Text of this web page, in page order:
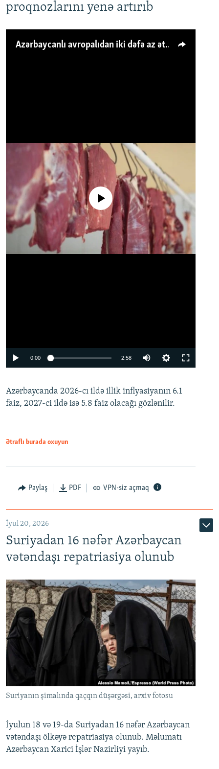
proqnozlarını yenə artırıb
Azərbaycanlı avropalıdan iki dəfə az ət yeyir, amma... 'Qiymət artımı qaçılmazdır'
Auto
No media source currently available
0:00 2:58
360p
480p
Azərbaycanda 2026-cı ildə illik inflyasiyanın 6.1
faiz, 2027-ci ildə isə 5.8 faiz olacağı gözlənilir.
Ətraflı burada oxuyun
Paylaş PDF VPN-siz açmaq
İyul 20, 2026
Suriyadan 16 nəfər Azərbaycan
vətəndaşı repatriasiya olunub
Suriyanın şimalında qaçqın düşərgəsi, arxiv fotosu
İyulun 18 və 19-da Suriyadan 16 nəfər Azərbaycan
vətəndaşı ölkəyə repatriasiya olunub. Məlumatı
Azərbaycan Xarici İşlər Nazirliyi yayıb.